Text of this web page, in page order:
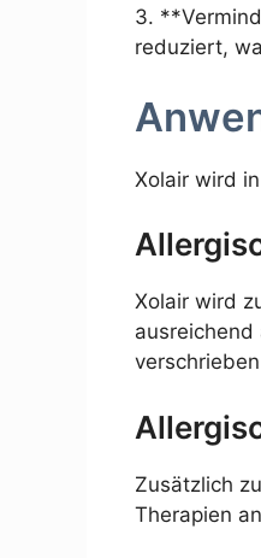
3.
reduziert,
Xolair wird
Xolair wird
Zusätzlich
Therapien